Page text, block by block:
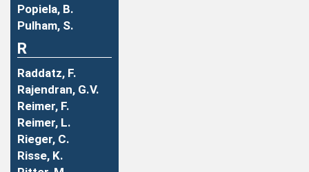
Popiela, B.
Pulham, S.
R
Raddatz, F.
Rajendran, G.V.
Reimer, F.
Reimer, L.
Rieger, C.
Risse, K.